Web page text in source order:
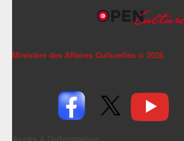
Ministère des Affaires Culturelles © 2026